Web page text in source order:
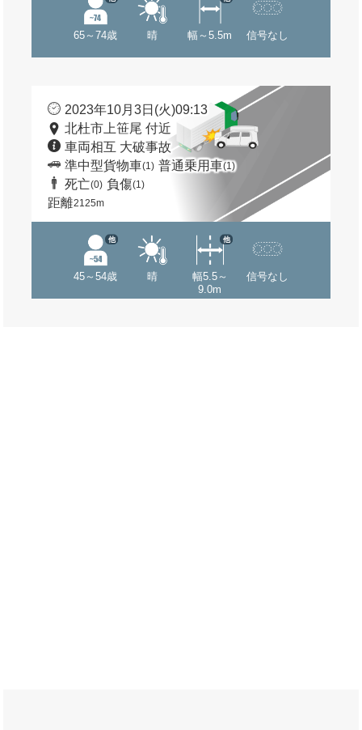
65～74歳 晴 幅～5.5m 信号なし
2023年10月3日(火)09:13
北杜市上笹尾 付近
車両相互 大破事故
準中型貨物車(1) 普通乗用車(1)
死亡(0) 負傷(1)
距離2125m
45～54歳
他
晴
幅5.5～
9.0m
他
信号なし